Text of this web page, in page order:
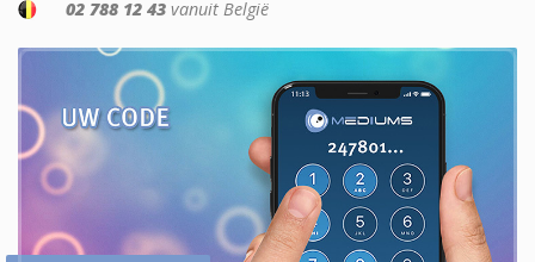
02 788 12 43 vanuit België